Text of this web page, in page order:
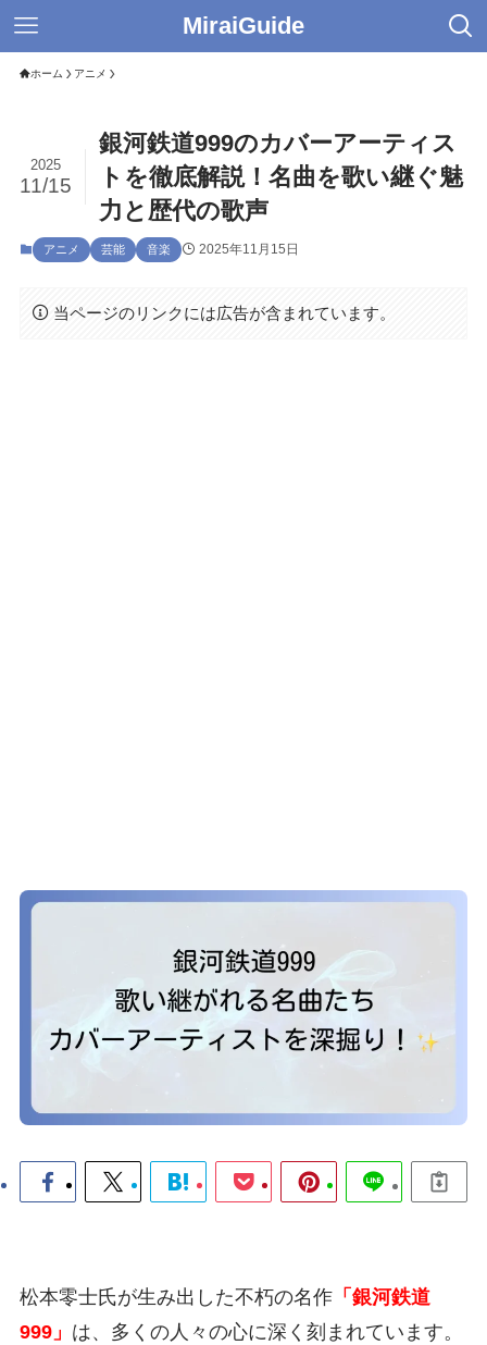
MiraiGuide
ホーム アニメ
銀河鉄道999のカバーアーティス
トを徹底解説！名曲を歌い継ぐ魅
力と歴代の歌声
2025
11/15
アニメ 芸能 音楽 2025年11月15日
当ページのリンクには広告が含まれています。
松本零士氏が生み出した不朽の名作「銀河鉄道
999」 は、多くの人々の心に深く刻まれています。